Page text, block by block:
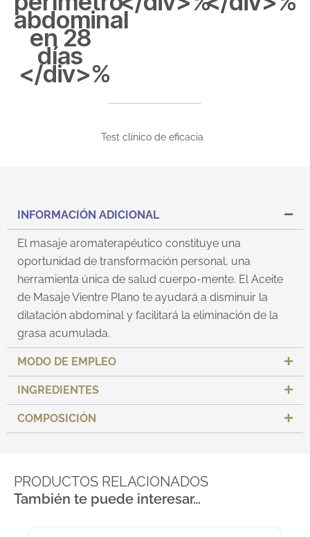
abdominal
en 28
días
</div>%
Test clínico de eficacia
INFORMACIÓN ADICIONAL
El masaje aromaterapéutico constituye una
oportunidad de transformación personal, una
herramienta única de salud cuerpo-mente. El Aceite
de Masaje Vientre Plano te ayudará a disminuir la
dilatación abdominal y facilitará la eliminación de la
grasa acumulada.
MODO DE EMPLEO
INGREDIENTES
COMPOSICIÓN
PRODUCTOS RELACIONADOS
También te puede interesar…